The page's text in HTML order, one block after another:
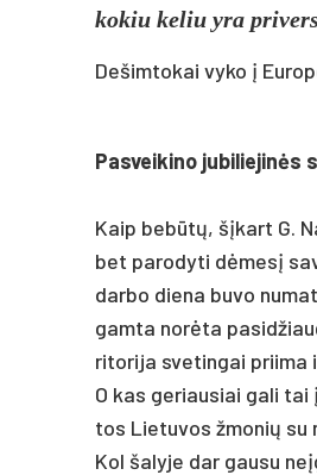
ko­kiu ke­liu yra
Dešimtokai vyko į
Pas­vei­ki­no ju­bi­lie­jinės
Kaip be­būtų, šįkart G.
bet pa­ro­dy­ti dėmesį
dar­bo die­na bu­vo
gam­ta norė­ta
ri­to­ri­ja sve­tin­gai prii­ma
O kas ge­riau­siai ga­li
tos Lie­tu­vos žmo­nių
Kol ša­ly­je dar gau­su